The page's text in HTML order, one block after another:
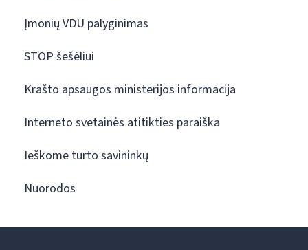
Įmonių VDU palyginimas
STOP šešėliui
Krašto apsaugos ministerijos informacija
Interneto svetainės atitikties paraiška
Ieškome turto savininkų
Nuorodos